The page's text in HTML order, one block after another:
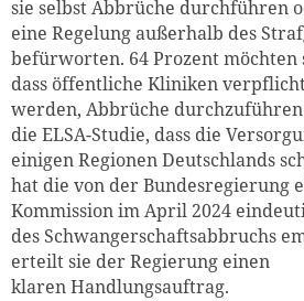
sie selbst Abbrüche durchführen
eine Regelung außerhalb des
befürworten. 64 Prozent möchten
dass öffentliche Kliniken
werden, Abbrüche
die ELSA-Studie, dass die
einigen Regionen Deutschlands
hat die von der Bundesregierung
Kommission im April 2024
des Schwangerschaftsabbruchs
erteilt sie der Regierung einen
klaren Handlungsauftrag.